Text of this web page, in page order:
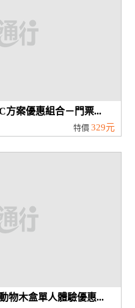
方案優惠組合－門票...
特價 329元
物木盒單人體驗優惠...